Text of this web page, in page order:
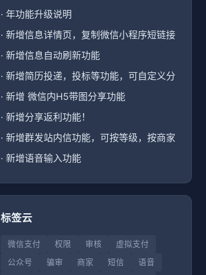
· 年功能升级说明
· 新增信息详情页，复制微信小程序短链接
· 新增信息自动刷新功能
· 新增简历投递，投标等功能，可自定义分
· 新增 微信内H5带图分享功能
· 新增分享返利功能！
· 新增群发站内信功能，可按等级，按商家
· 新增语音输入功能
标签云
微信支付 权限 审核
虚拟支付
公众号
骗审 商家 短信
语音